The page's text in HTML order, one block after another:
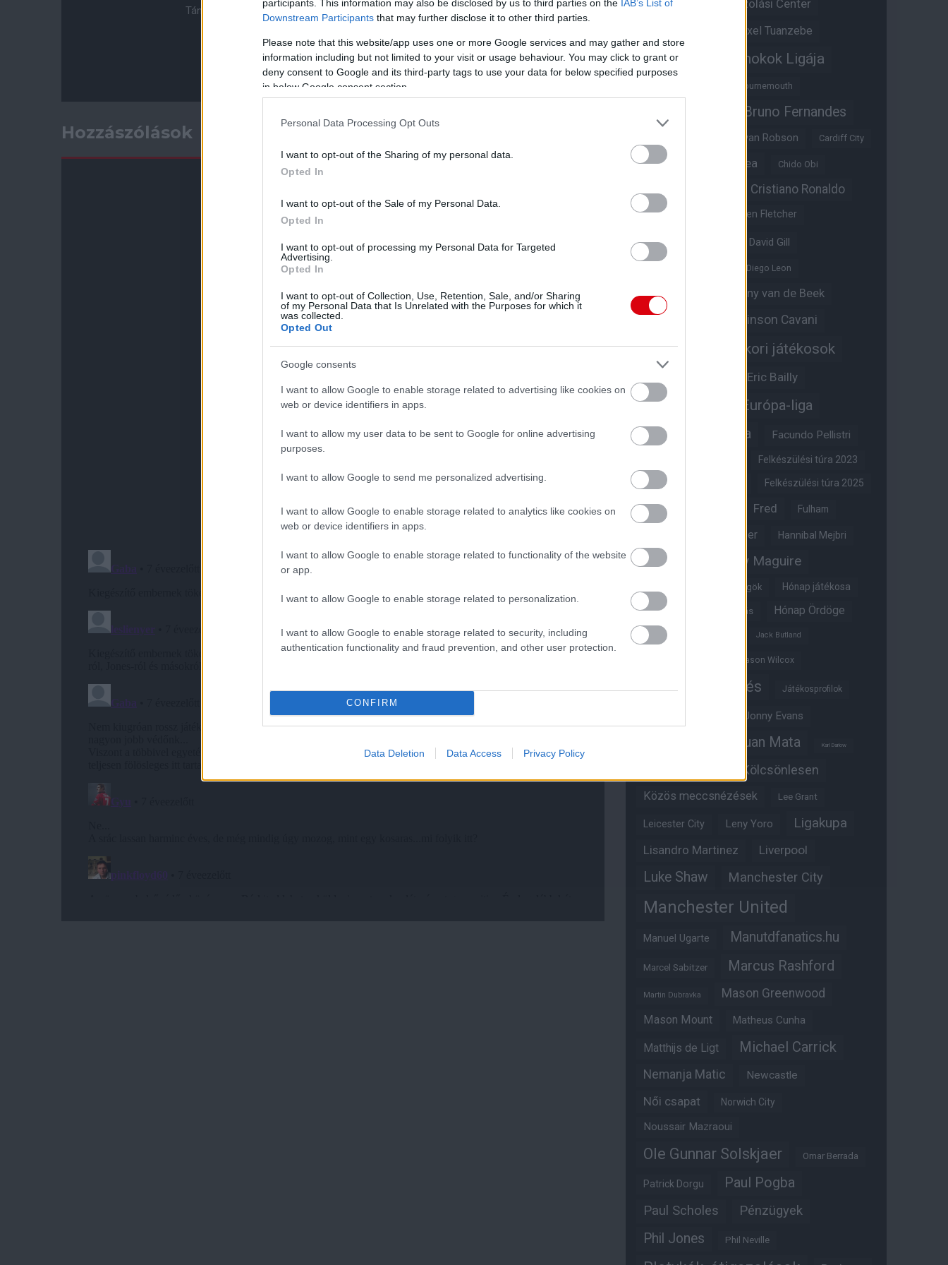
participants. This information may also be disclosed by us to third parties on the IAB’s List of
Downstream Participants that may further disclose it to other third parties.
Please note that this website/app uses one or more Google services and may gather and store
information including but not limited to your visit or usage behaviour. You may click to grant or
deny consent to Google and its third-party tags to use your data for below specified purposes
in below Google consent section.
Personal Data Processing Opt Outs
I want to opt-out of the Sharing of my personal data.
Opted In
I want to opt-out of the Sale of my Personal Data.
Opted In
I want to opt-out of processing my Personal Data for Targeted
Advertising.
Opted In
I want to opt-out of Collection, Use, Retention, Sale, and/or Sharing
of my Personal Data that Is Unrelated with the Purposes for which it
was collected.
Opted Out
Google consents
I want to allow Google to enable storage related to advertising like cookies on
web or device identifiers in apps.
I want to allow my user data to be sent to Google for online advertising
purposes.
I want to allow Google to send me personalized advertising.
I want to allow Google to enable storage related to analytics like cookies on
web or device identifiers in apps.
I want to allow Google to enable storage related to functionality of the website
or app.
I want to allow Google to enable storage related to personalization.
I want to allow Google to enable storage related to security, including
authentication functionality and fraud prevention, and other user protection.
CONFIRM
Data Deletion Data Access Privacy Policy
Támogasd adományoddal a ManUtdFanatics.hu működését!
Hozzászólások
Aston Villa Átigazolási Center
Axel Tuanzebe
Ayden Heaven Bajnokok Ligája
Bournemouth
Bruno Fernandes
Bryan Robson Cardiff City
Casemiro Chelsea Chido Obi
Cristiano Ronaldo
Crystal Palace Darren Fletcher
David De Gea David Gill
Diego Leon
Diogo Dalot
Donny van de Beek
Edinson Cavani
Edzői stáb Egykori játékosok
Eric Bailly
Erik ten Hag Európa-liga
Everton FA-kupa Facundo Pellistri
Felkészülési túra 2023
Felkészülési túra 2024 Felkészülési túra 2025
Felkészülési túra 2026 Fred Fulham
Glazer Hannibal Mejbri
Harry Amass Harry Maguire
Híres magyar Vörös Ördögök Hónap játékosa
Hónap legjobbja szavazás Hónap Ördöge
Hull City Jack Butland
Jason Wilcox
Játékosértékelés Játékosprofilok
Jonny Evans
Juan Mata Karl Darlow
Kölcsönlesen
Közös meccsnézések Lee Grant
Leicester City Leny Yoro Ligakupa
Lisandro Martinez Liverpool
Luke Shaw Manchester City
Manchester United
Manuel Ugarte Manutdfanatics.hu
Marcel Sabitzer Marcus Rashford
Martin Dubravka Mason Greenwood
Mason Mount Matheus Cunha
Matthijs de Ligt Michael Carrick
Nemanja Matic Newcastle
Női csapat Norwich City
Noussair Mazraoui
Ole Gunnar Solskjaer Omar Berrada
Patrick Dorgu Paul Pogba
Paul Scholes Pénzügyek
Phil Jones Phil Neville